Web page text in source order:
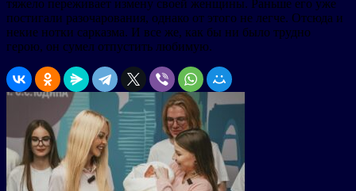
тяжело переживает измену своей женщины. Раньше его уже
постигали разочарования, однако от этого не легче. Отсюда и
некие нотки сарказма. И все же, как бы ни было трудно
герою, он сумел отпустить любимую.